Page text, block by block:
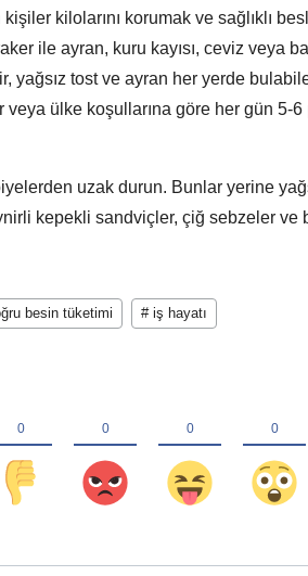
kilolarını korumak ve sağlıklı
ile ayran, kuru kayısı, ceviz veya
yağsız tost ve ayran her yerde
veya ülke koşullarına göre her gün 5-
uzak durun. Bunlar yerine
kepekli sandviçler, çiğ sebzeler ve
besin tüketimi # iş hayatı